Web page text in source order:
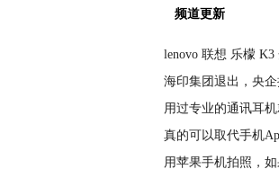
频道更新
lenovo 联想 乐檬 K3
海印集团退出，央
用过专业的通讯耳
真的可以取代手机
用苹果手机拍照，